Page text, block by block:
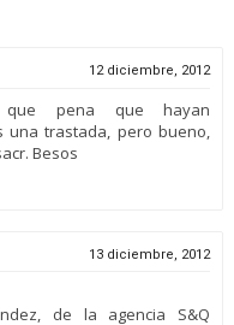
12 diciembre, 2012
que pena que hayan
una trastada, pero bueno,
Besos
13 diciembre, 2012
de la agencia S&Q